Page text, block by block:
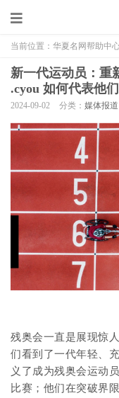
当前位置： 华夏名网帮助中
新一代运动员：重
.cyou 如何代表他
2024-09-02 分类： 媒体报道
残奥会一直是展现惊
们看到了一代年轻、
义了成为残奥会运动
比赛；他们在突破界